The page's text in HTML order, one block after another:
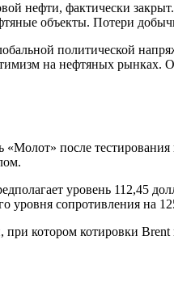
нефти, фактически
объекты. Потери
политической
на нефтяных рынках.
после
уровень 112,45
уровня сопротивления на
котором котировки